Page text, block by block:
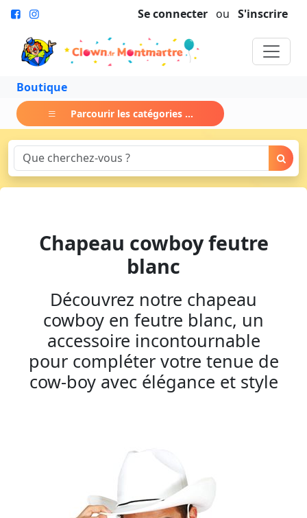
Se connecter ou S'inscrire
Boutique
Parcourir les catégories ...
Chapeau cowboy feutre
blanc
Découvrez notre chapeau
cowboy en feutre blanc, un
accessoire incontournable
pour compléter votre tenue de
cow-boy avec élégance et style